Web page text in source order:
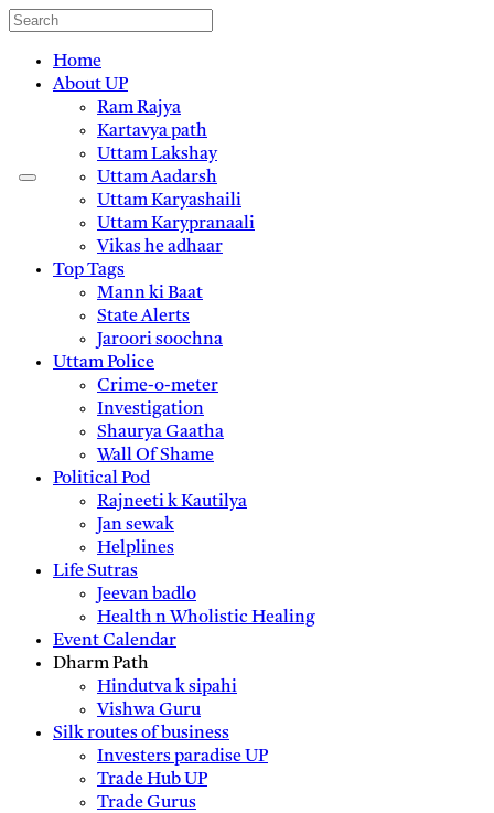
Home
About UP
Ram Rajya
Kartavya path
Uttam Lakshay
Uttam Aadarsh
Uttam Karyashaili
Uttam Karypranaali
Vikas he adhaar
Top Tags
Mann ki Baat
State Alerts
Jaroori soochna
Uttam Police
Crime-o-meter
Investigation
Shaurya Gaatha
Wall Of Shame
Political Pod
Rajneeti k Kautilya
Jan sewak
Helplines
Life Sutras
Jeevan badlo
Health n Wholistic Healing
Event Calendar
Dharm Path
Hindutva k sipahi
Vishwa Guru
Silk routes of business
Investers paradise UP
Trade Hub UP
Trade Gurus